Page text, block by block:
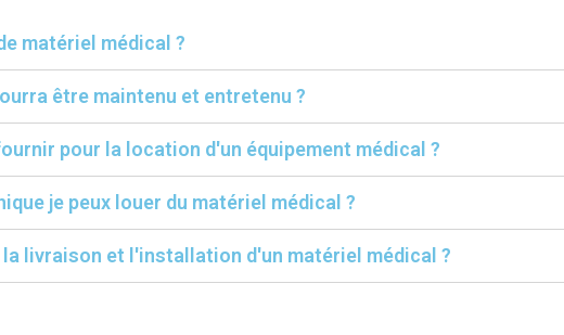
matériel médical ?
être maintenu et entretenu ?
pour la location d'un équipement médical ?
je peux louer du matériel médical ?
livraison et l'installation d'un matériel médical ?